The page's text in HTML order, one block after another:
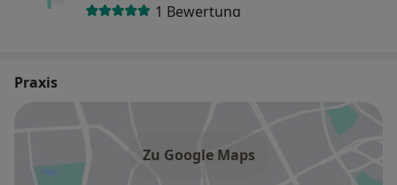
1 Bewertung
Praxis
Zu Google Maps